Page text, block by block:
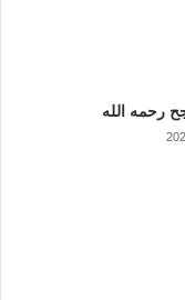
رحمه الله